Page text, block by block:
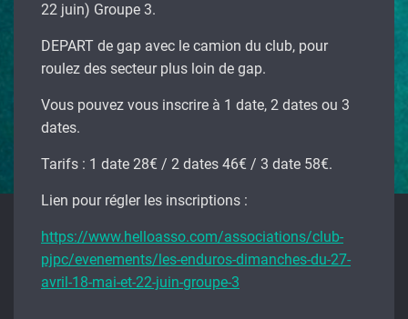
22 juin) Groupe 3.
DEPART de gap avec le camion du club, pour
roulez des secteur plus loin de gap.
Vous pouvez vous inscrire à 1 date, 2 dates ou 3
dates.
Tarifs : 1 date 28€ / 2 dates 46€ / 3 date 58€.
Lien pour régler les inscriptions :
https://www.helloasso.com/associations/club-
pjpc/evenements/les-enduros-dimanches-du-27-
avril-18-mai-et-22-juin-groupe-3